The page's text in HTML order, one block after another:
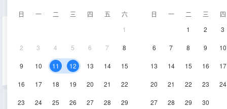
日 一 二 三 四 五
六
1
2 3 4 5 6 7 8
9 10 11 12 13 14 15
16 17 18 19 20 21 22
23 24 25 26 27 28 29
日 一 二 三
四
1
2 3
6 7 8 9 10
13 14 15 16 17
20 21 22 23 24
27 28 29 30
空調
復古侘寂風山景大床房（A棟）